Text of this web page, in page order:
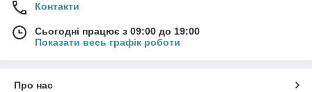
Контакти
Сьогодні працює з 09:00 до 19:00
Показати весь графік роботи
Про нас